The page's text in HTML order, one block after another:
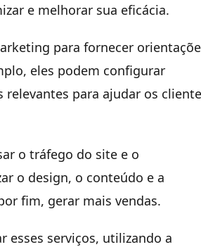
e melhorar sua eficácia.
para fornecer
eles podem configurar
para ajudar os
o tráfego do site e o
o design, o conteúdo e a
fim, gerar mais vendas.
esses serviços, utilizando a